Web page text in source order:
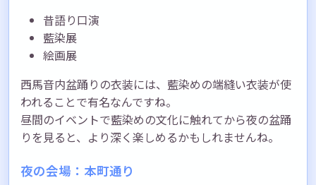
昔語り口演
藍染展
絵画展
西馬音内盆踊りの衣装には、藍染めの端縫い衣装が使
われることで有名なんですね。
昼間のイベントで藍染めの文化に触れてから夜の盆踊
りを見ると、より深く楽しめるかもしれませんね。
夜の会場：本町通り